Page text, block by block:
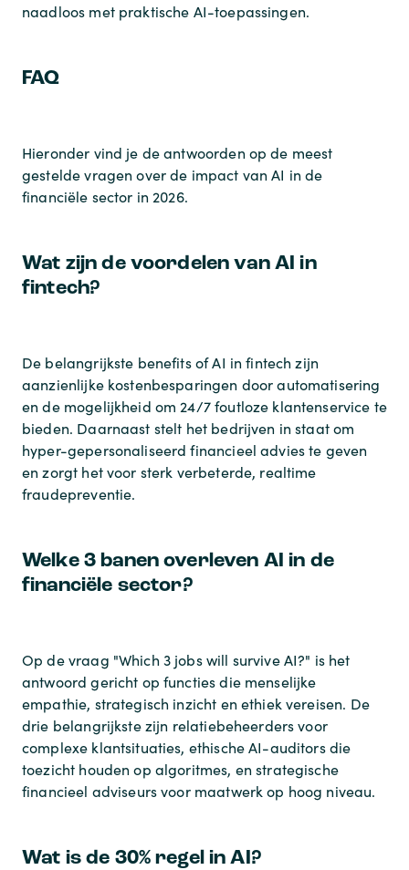
naadloos met praktische AI-toepassingen.
FAQ
Hieronder vind je de antwoorden op de meest
gestelde vragen over de impact van AI in de
financiële sector in 2026.
Wat zijn de voordelen van AI in
fintech?
De belangrijkste benefits of AI in fintech zijn
aanzienlijke kostenbesparingen door automatisering
en de mogelijkheid om 24/7 foutloze klantenservice te
bieden. Daarnaast stelt het bedrijven in staat om
hyper-gepersonaliseerd financieel advies te geven
en zorgt het voor sterk verbeterde, realtime
fraudepreventie.
Welke 3 banen overleven AI in de
financiële sector?
Op de vraag "Which 3 jobs will survive AI?" is het
antwoord gericht op functies die menselijke
empathie, strategisch inzicht en ethiek vereisen. De
drie belangrijkste zijn relatiebeheerders voor
complexe klantsituaties, ethische AI-auditors die
toezicht houden op algoritmes, en strategische
financieel adviseurs voor maatwerk op hoog niveau.
Wat is de 30% regel in AI?